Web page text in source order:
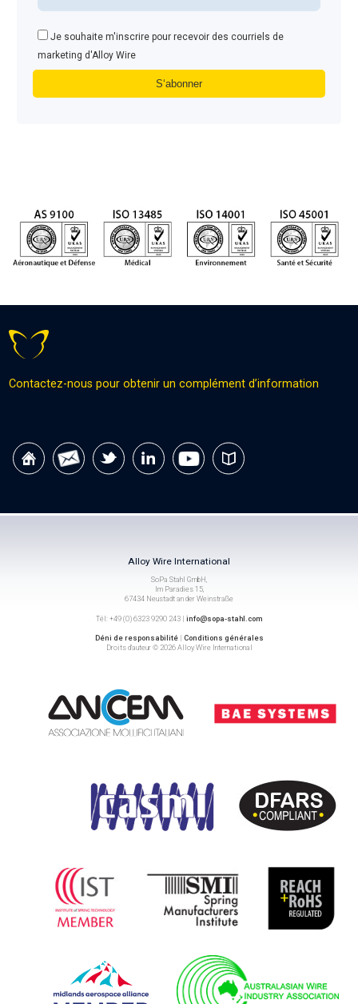
Je souhaite m'inscrire pour recevoir des courriels de
marketing d'Alloy Wire
Contactez-nous pour obtenir un complément d’information
Alloy Wire International
SoPa Stahl GmbH,
Im Paradies 15,
67434 Neustadt an der Weinstraße
Tél: +49 (0) 6323 9290 243 | info@sopa-stahl.com
Déni de responsabilité| Conditions générales
Droits d’auteur © 2026 Alloy Wire International